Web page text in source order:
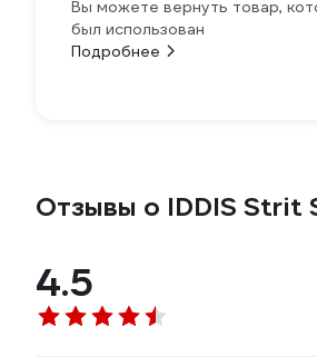
Вы можете вернуть товар,
был использован
Подробнее
Отзывы о IDDIS Strit
4.5